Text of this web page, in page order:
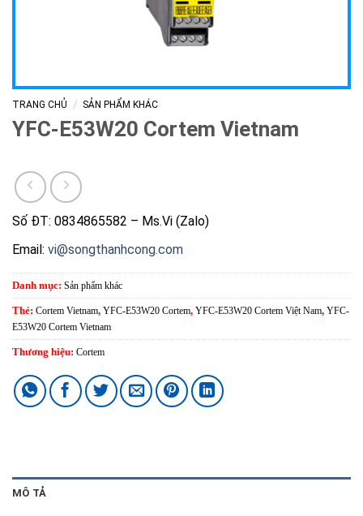
TRANG CHỦ / SẢN PHẨM KHÁC
YFC-E53W20 Cortem Vietnam
Số ĐT: 0834865582 – Ms.Vi (Zalo)
Email: vi@songthanhcong.com
Danh mục: Sản phẩm khác
Thẻ: Cortem Vietnam, YFC-E53W20 Cortem, YFC-E53W20 Cortem Việt Nam, YFC-
E53W20 Cortem Vietnam
Thương hiệu: Cortem
MÔ TẢ